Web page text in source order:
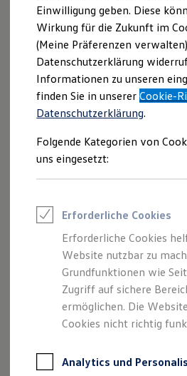
Großkunden
Kommunen &
Journalisten
Sportvereine
Branchenlösungen
Bau & Handwerk
Gewerbliche
Service & mobile
Kurier, Logistik &
Feuerwehr
Rettungsdienste
ONE Business ID Vorteile
Fahrzeugsuche & Marktplatz
Digitaler Marktplatz
Kauf & Finanzierung
Online-
Aktionen & Angebote
E-Auto-Förderung
Für Privatkunden
Für Gewerbekunden
Profi Paket
TopDeal
Zertifizierte
Hier finden Sie
Auto Nagel Nettetal
verantwortliche
und Angeboten, die auf
Impressum
Datenschutzerklärung
Impressum
Albert Steffens GmbH & Co. KG
Einwilligung geben. Diese
Wirkung für die Zukunft im
(Meine Präferenzen
Datenschutzerklärung
Informationen zu unseren
finden Sie in unsererCookie-
Datenschutzerklärung.
Folgende Kategorien von
uns eingesetzt:
Erforderliche Cookies
Erforderliche Cookies
Website nutzbar zu
Grundfunktionen wie
Zugriff auf sichere
ermöglichen. Die
Cookies nicht richtig
Analytics und